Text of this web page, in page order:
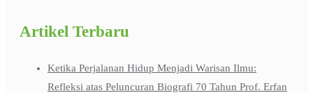
Artikel Terbaru
Ketika Perjalanan Hidup Menjadi Warisan Ilmu:
Refleksi atas Peluncuran Biografi 70 Tahun Prof. Erfan